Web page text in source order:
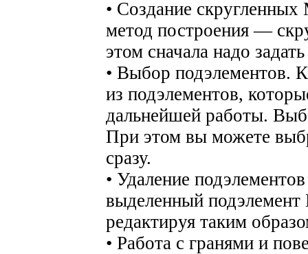
• Создание
метод построения —
этом сначала надо
• Выбор подэлементов.
из подэлементов,
дальнейшей работы.
При этом вы можете
сразу.
• Удаление
выделенный
редактируя таким
• Работа с гранями и